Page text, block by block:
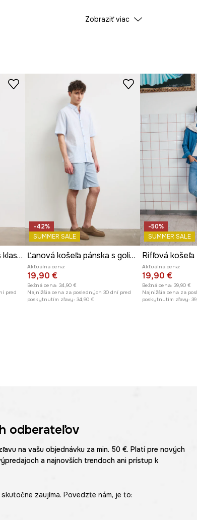
ID produktu
Zobraziť viac
Ľanová košeľa pánska s klasickým golierom hladká
pred
-42%
SUMMER SALE
Ľanová košeľa pánska s golierom na gombíky
Aktuálna cena:
19,90 €
Bežná cena: 34,90 €
Najnižšia cena za posledných 30 dní pred
poskytnutím zľavy: 34,90 €
-50%
SUMMER SALE
Rifľová košeľa
Aktuálna cena:
19,90 €
Bežná cena: 39,90 €
Najnižšia cena za
poskytnutím zľavy:
odberateľov
na vašu objednávku za min. 50 €. Platí pre nových
a najnovších trendoch ani prístup k
zaujíma. Povedzte nám, je to: